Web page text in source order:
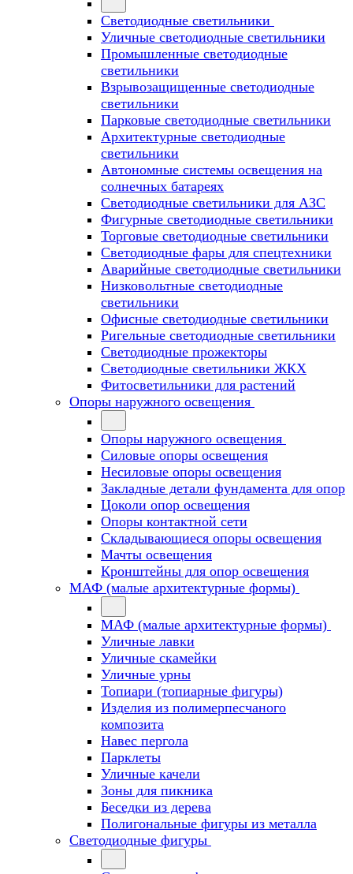
Светодиодные светильники
Уличные светодиодные светильники
Промышленные светодиодные
светильники
Взрывозащищенные светодиодные
светильники
Парковые светодиодные светильники
Архитектурные светодиодные
светильники
Автономные системы освещения на
солнечных батареях
Светодиодные светильники для АЗС
Фигурные светодиодные светильники
Торговые светодиодные светильники
Cветодиодные фары для спецтехники
Аварийные светодиодные светильники
Низковольтные светодиодные
светильники
Офисные светодиодные светильники
Ригельные светодиодные светильники
Светодиодные прожекторы
Светодиодные светильники ЖКХ
Фитосветильники для растений
Опоры наружного освещения
Опоры наружного освещения
Силовые опоры освещения
Несиловые опоры освещения
Закладные детали фундамента для опор
Цоколи опор освещения
Опоры контактной сети
Cкладывающиеся опоры освещения
Мачты освещения
Кронштейны для опор освещения
МАФ (малые архитектурные формы)
МАФ (малые архитектурные формы)
Уличные лавки
Уличные скамейки
Уличные урны
Топиари (топиарные фигуры)
Изделия из полимерпесчаного
композита
Навес пергола
Парклеты
Уличные качели
Зоны для пикника
Беседки из дерева
Полигональные фигуры из металла
Светодиодные фигуры